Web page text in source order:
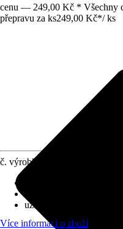
cenu — 249,00 Kč * Všechny
přepravu za ks249,00 Kč*/ ks
č. výrobku
uzavírací
Více informací o zboží